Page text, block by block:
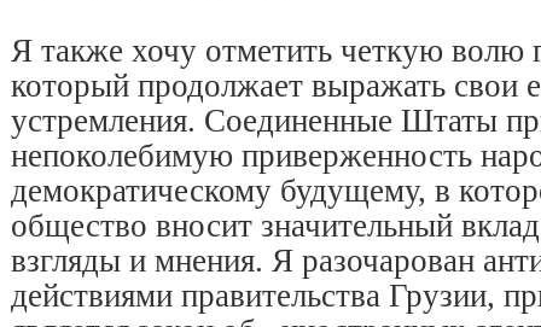
Я также хочу отметить четкую волю
который продолжает выражать свои
устремления. Соединенные Штаты
непоколебимую приверженность
демократическому будущему, в
общество вносит значительный
взгляды и мнения. Я разочарован
действиями правительства Грузии,